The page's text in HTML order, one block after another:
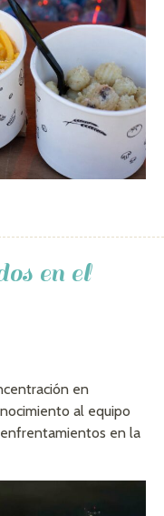
en el
en
al equipo
en la